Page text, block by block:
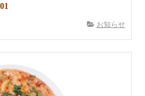
お知らせ